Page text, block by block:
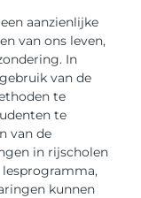
aanzienlijke
van ons leven,
In
van de
te
te
van de
in rijscholen
kunnen